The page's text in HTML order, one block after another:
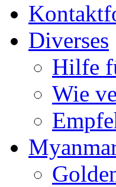
Diverses
Hilfe
Wie